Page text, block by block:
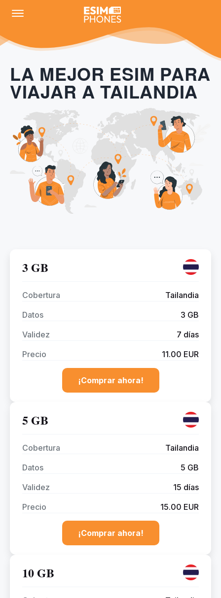
LA MEJOR ESIM PARA
VIAJAR A TAILANDIA
3 GB
Cobertura
Tailandia
Datos
3 GB
Validez
7 días
Precio
11.00 EUR
¡Comprar ahora!
5 GB
Cobertura
Tailandia
Datos
5 GB
Validez
15 días
Precio
15.00 EUR
¡Comprar ahora!
10 GB